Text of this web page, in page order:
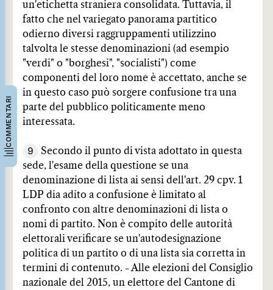
COMMENTARI
un'etichetta straniera consolidata. Tuttavia, il
fatto che nel variegato panorama partitico
odierno diversi raggruppamenti utilizzino
talvolta le stesse denominazioni (ad esempio
"verdi" o "borghesi", "socialisti") come
componenti del loro nome è accettato, anche se
in questo caso può sorgere confusione tra una
parte del pubblico politicamente meno
interessata.
9
Secondo il punto di vista adottato in questa
sede, l'esame della questione se una
denominazione di lista ai sensi dell'art. 29 cpv. 1
LDP dia adito a confusione è limitato al
confronto con altre denominazioni di lista o
nomi di partito. Non è compito delle autorità
elettorali verificare se un'autodesignazione
politica di un partito o di una lista sia corretta in
termini di contenuto. - Alle elezioni del Consiglio
nazionale del 2015, un elettore del Cantone di